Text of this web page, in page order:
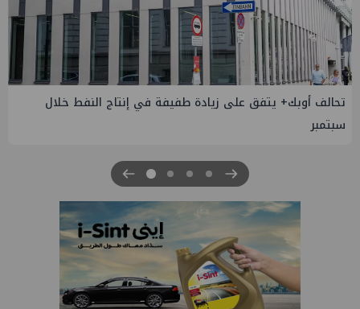
إسدال الستار على النسخة الثانية من "منتدى مصر للطاقة
والصناعة 2026" بنجاح